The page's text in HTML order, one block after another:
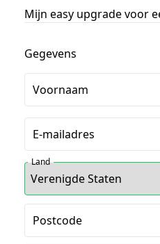
Mijn easy upgrade voor
Gegevens
Voornaam
E-mailadres
Land
Postcode